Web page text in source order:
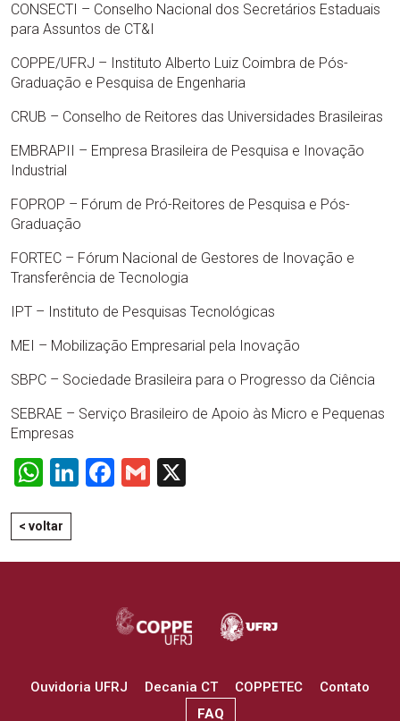
CONSECTI – Conselho Nacional dos Secretários Estaduais
para Assuntos de CT&I
COPPE/UFRJ – Instituto Alberto Luiz Coimbra de Pós-
Graduação e Pesquisa de Engenharia
CRUB – Conselho de Reitores das Universidades Brasileiras
EMBRAPII – Empresa Brasileira de Pesquisa e Inovação
Industrial
FOPROP – Fórum de Pró-Reitores de Pesquisa e Pós-
Graduação
FORTEC – Fórum Nacional de Gestores de Inovação e
Transferência de Tecnologia
IPT – Instituto de Pesquisas Tecnológicas
MEI – Mobilização Empresarial pela Inovação
SBPC – Sociedade Brasileira para o Progresso da Ciência
SEBRAE – Serviço Brasileiro de Apoio às Micro e Pequenas
Empresas
WhatsApp
LinkedIn
Facebook
Gmail
< voltar
Ouvidoria UFRJ Decania CT COPPETEC
Contato
FAQ